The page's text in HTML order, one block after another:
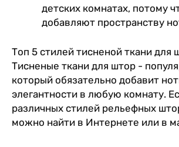
детских комнатах, потому
добавляют пространству
Топ 5 стилей тисненой ткани для
Тисненые ткани для штор -
который обязательно добавит
элегантности в любую комнату.
различных стилей рельефных
можно найти в Интернете или в